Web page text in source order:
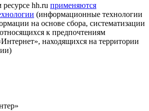
hh.ru применяются
(информационные технологии
на основе сбора, систематизации
к предпочтениям
находящихся на территории